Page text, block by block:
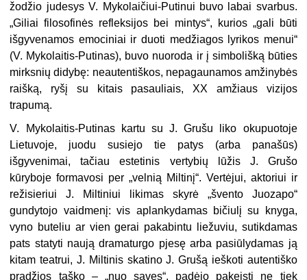
žodžio judesys V. Mykolaičiui-Putinui buvo labai svarbus.
„Giliai filosofinės refleksijos bei mintys“, kurios „gali būti
išgyvenamos emociniai ir duoti medžiagos lyrikos menui“
(V. Mykolaitis-Putinas), buvo nuoroda ir į simbolišką būties
mirksnių didybę: neautentiškos, nepagaunamos amžinybės
raišką, ryšį su kitais pasauliais, XX amžiaus vizijos
trapumą.
V. Mykolaitis-Putinas kartu su J. Grušu liko okupuotoje
Lietuvoje, juodu susiejo tie patys (arba panašūs)
išgyvenimai, tačiau estetinis vertybių lūžis J. Grušo
kūryboje formavosi per „velnią Miltinį“. Vertėjui, aktoriui ir
režisieriui J. Miltiniui likimas skyrė „švento Juozapo“
gundytojo vaidmenį: vis aplankyda­mas bičiulį su knyga,
vyno buteliu ar vien gerai pakabintu liežuviu, sutikda­mas
pats statyti naują dramaturgo pjesę arba pasiūlydamas ją
kitam teatrui, J. Miltinis skatino J. Grušą ieškoti autentiško
pradžios taško – „nuo savęs“, padėjo pakeisti ne tiek